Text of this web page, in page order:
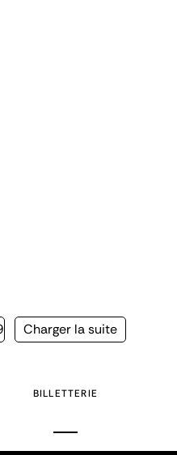
Page
Charger la suite
BILLETTERIE